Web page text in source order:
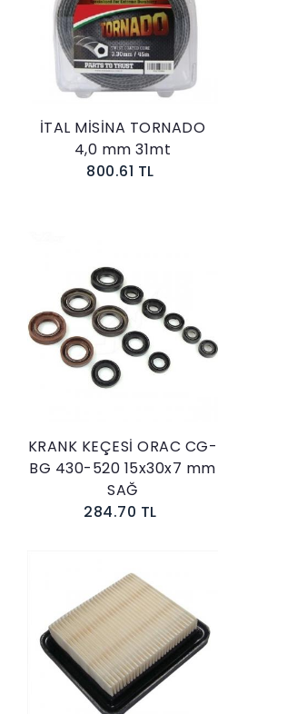
Sepete Ekle
İTAL MİSİNA TORNADO
4,0 mm 31mt
800.61 TL
Sepete Ekle
KRANK KEÇESİ ORAC CG-
BG 430-520 15x30x7 mm
SAĞ
284.70 TL
Sepete Ekle